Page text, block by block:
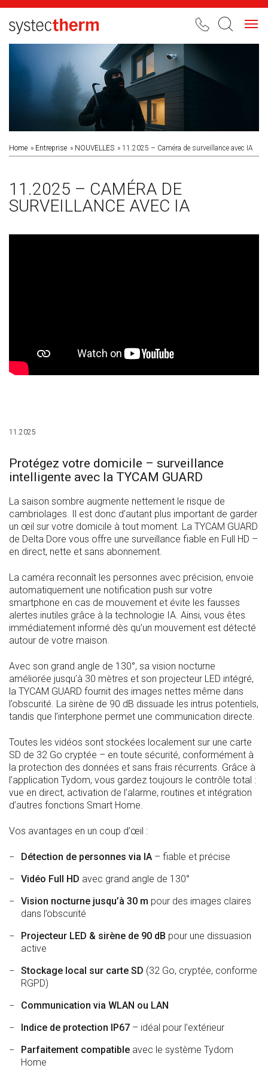
Home Entreprise NOUVELLES 11.2025 – Caméra de surveillance avec IA
11.2025 – CAMÉRA DE
SURVEILLANCE AVEC IA
11.2025
Protégez votre domicile – surveillance
intelligente avec la TYCAM GUARD
La saison sombre augmente nettement le risque de
cambriolages. Il est donc d’autant plus important de garder
un œil sur votre domicile à tout moment. La TYCAM GUARD
de Delta Dore vous offre une surveillance fiable en Full HD –
en direct, nette et sans abonnement.
La caméra reconnaît les personnes avec précision, envoie
automatiquement une notification push sur votre
smartphone en cas de mouvement et évite les fausses
alertes inutiles grâce à la technologie IA. Ainsi, vous êtes
immédiatement informé dès qu’un mouvement est détecté
autour de votre maison.
Avec son grand angle de 130°, sa vision nocturne
améliorée jusqu’à 30 mètres et son projecteur LED intégré,
la TYCAM GUARD fournit des images nettes même dans
l’obscurité. La sirène de 90 dB dissuade les intrus potentiels,
tandis que l’interphone permet une communication directe.
Toutes les vidéos sont stockées localement sur une carte
SD de 32 Go cryptée – en toute sécurité, conformément à
la protection des données et sans frais récurrents. Grâce à
l’application Tydom, vous gardez toujours le contrôle total :
vue en direct, activation de l’alarme, routines et intégration
d’autres fonctions Smart Home.
Vos avantages en un coup d’œil :
Détection de personnes via IA – fiable et précise
Vidéo Full HD avec grand angle de 130°
Vision nocturne jusqu’à 30 m pour des images claires
dans l’obscurité
Projecteur LED & sirène de 90 dB pour une dissuasion
active
Stockage local sur carte SD (32 Go, cryptée, conforme
RGPD)
Communication via WLAN ou LAN
Indice de protection IP67 – idéal pour l’extérieur
Parfaitement compatible avec le système Tydom
Home